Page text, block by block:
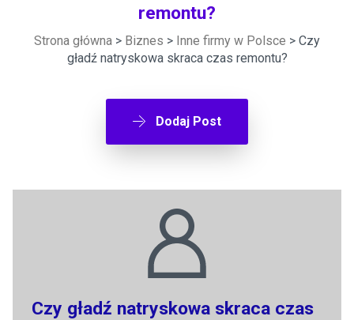
remontu?
Strona główna > Biznes > Inne firmy w Polsce > Czy
gładź natryskowa skraca czas remontu?
Dodaj Post
Czy gładź natryskowa skraca czas